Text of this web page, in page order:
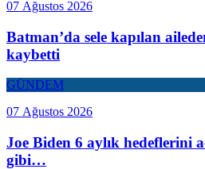
07 Ağustos 2026
Batman’da sele kapılan
kaybetti
GÜNDEM
07 Ağustos 2026
Joe Biden 6 aylık hedeflerini
gibi…